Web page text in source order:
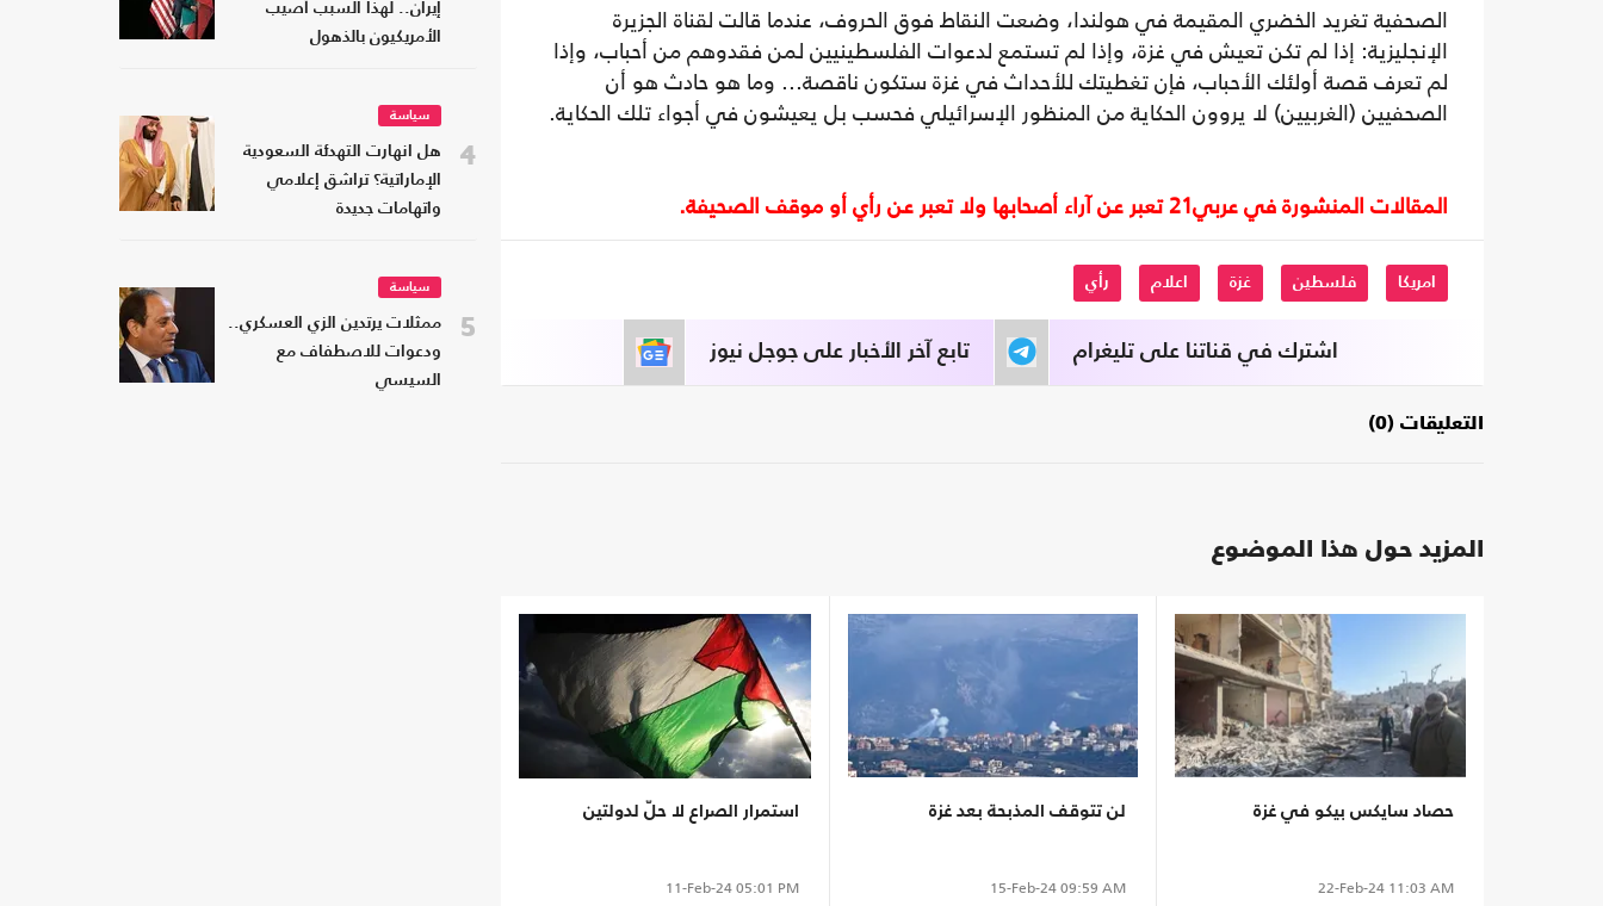
الصحفية تغريد الخضري المقيمة في هولندا، وضعت النقاط فوق الحروف، عندما قالت لقناة الجزيرة
الإنجليزية: إذا لم تكن تعيش في غزة، وإذا لم تستمع لدعوات الفلسطينيين لمن فقدوهم من أحباب، وإذا
لم تعرف قصة أولئك الأحباب، فإن تغطيتك للأحداث في غزة ستكون ناقصة... وما هو حادث هو أن
الصحفيين (الغربيين) لا يروون الحكاية من المنظور الإسرائيلي فحسب بل يعيشون في أجواء تلك الحكاية.
المقالات المنشورة في عربي21 تعبر عن آراء أصحابها ولا تعبر عن رأي أو موقف الصحيفة.
امريكا فلسطين غزة اعلام رأي
تابع آخر الأخبار على جوجل نيوز اشترك في قناتنا على تليغرام
التعليقات (0)
المزيد حول هذا الموضوع
حصاد سايكس بيكو في غزة
22-Feb-24 11:03 AM
لن تتوقف المذبحة بعد غزة
15-Feb-2409:59 AM
استمرار الصراع لا حلّ لدولتين
11-Feb-2405:01 PM
إيران.. لهذا السبب أصيب
الأمريكيون بالذهول
4
سياسة
هل انهارت التهدئة السعودية
الإماراتية؟ تراشق إعلامي
واتهامات جديدة
5
سياسة
ممثلات يرتدين الزي العسكري..
ودعوات للاصطفاف مع
السيسي